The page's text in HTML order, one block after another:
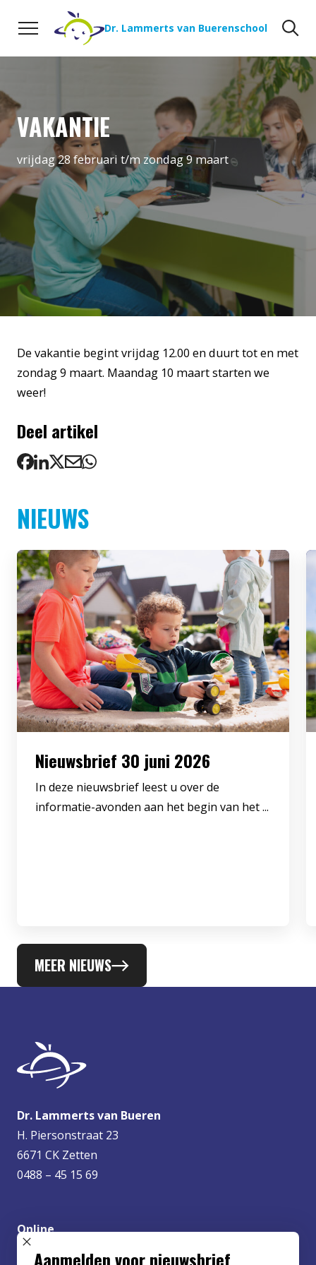
Naar de inhoud
Dr. Lammerts van Buerenschool
VAKANTIE
vrijdag 28 februari t/m zondag 9 maart
De vakantie begint vrijdag 12.00 en duurt tot en met
zondag 9 maart. Maandag 10 maart starten we
weer!
Deel artikel
NIEUWS
Nieuwsbrief 30 juni 2026
In deze nieuwsbrief leest u over de
informatie-avonden aan het begin van het ...
MEER NIEUWS
Dr. Lammerts van Bueren
H. Piersonstraat 23
6671 CK Zetten
0488 – 45 15 69
Online
info@lvbueren.nl
SLUIT POPUP
Aanmelden voor nieuwsbrief